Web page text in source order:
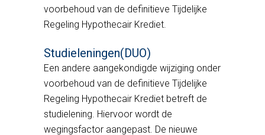
voorbehoud van de definitieve Tijdelijke
Regeling Hypothecair Krediet.
Studieleningen(DUO)
Een andere aangekondigde wijziging onder
voorbehoud van de definitieve Tijdelijke
Regeling Hypothecair Krediet betreft de
studielening. Hiervoor wordt de
wegingsfactor aangepast. De nieuwe